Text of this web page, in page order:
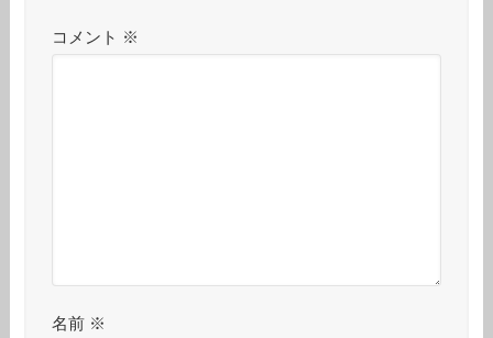
コメント ※
名前 ※